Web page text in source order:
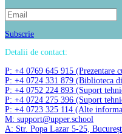
Subscrie
Detalii de contact:
P: +4 0769 645 915 (Prezentare
P: +4 0724 331 879 (Biblioteca
P: +4 0752 224 893 (Suport
P: +4 0724 275 396 (Suport
P: +4 0723 325 114 (Alte
M: support@upper.school
A: Str. Popa Lazar 5-25,